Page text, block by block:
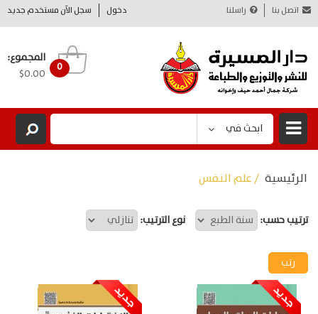
دخول سجل الآن مستخدم جديد اتصل بنا راسلنا
0
المجموع:
$0.00
ابحث في
الرئيسية / علم النفس
ترتيب حسب: نوع الترتيب: